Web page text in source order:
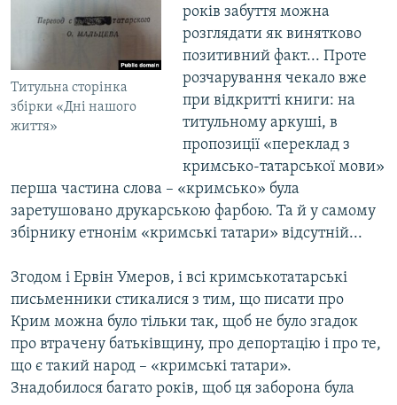
Титульна сторінка
збірки «Дні нашого
життя»
років забуття можна
розглядати як винятково
позитивний факт... Проте
розчарування чекало вже
при відкритті книги: на
титульному аркуші, в
пропозиції «переклад з
кримсько-татарської мови»
перша частина слова – «кримсько» була
заретушовано друкарською фарбою. Та й у самому
збірнику етнонім «кримські татари» відсутній...
Згодом і Ервін Умеров, і всі кримськотатарські
письменники стикалися з тим, що писати про
Крим можна було тільки так, щоб не було згадок
про втрачену батьківщину, про депортацію і про те,
що є такий народ – «кримські татари».
Знадобилося багато років, щоб ця заборона була